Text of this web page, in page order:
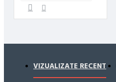
VIZUALIZATE RECENT